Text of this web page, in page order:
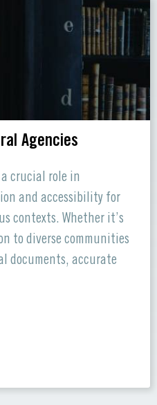
Agencies
crucial role in
and accessibility for
contexts. Whether it’s
to diverse communities
documents, accurate